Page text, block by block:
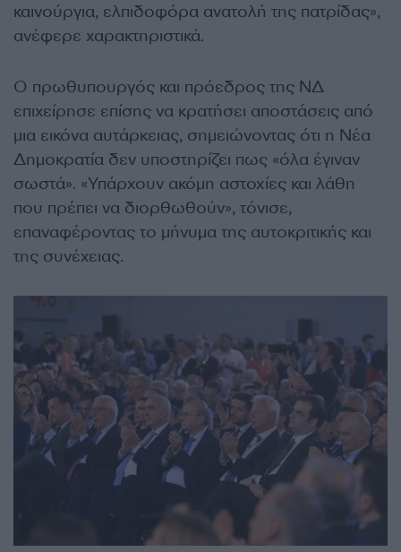
καινούργια, ελπιδοφόρα ανατολή της πατρίδας»,
ανέφερε χαρακτηριστικά.
Ο πρωθυπουργός και πρόεδρος της ΝΔ
επιχείρησε επίσης να κρατήσει αποστάσεις από
μια εικόνα αυτάρκειας, σημειώνοντας ότι η Νέα
Δημοκρατία δεν υποστηρίζει πως «όλα έγιναν
σωστά». «Υπάρχουν ακόμη αστοχίες και λάθη
που πρέπει να διορθωθούν», τόνισε,
επαναφέροντας το μήνυμα της αυτοκριτικής και
της συνέχειας.